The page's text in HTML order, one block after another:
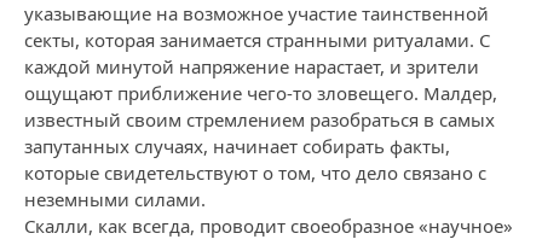
указывающие на возможное участие таинственной
секты, которая занимается странными ритуалами. С
каждой минутой напряжение нарастает, и зрители
ощущают приближение чего-то зловещего. Малдер,
известный своим стремлением разобраться в самых
запутанных случаях, начинает собирать факты,
которые свидетельствуют о том, что дело связано с
неземными силами.
Скалли, как всегда, проводит своеобразное «научное»